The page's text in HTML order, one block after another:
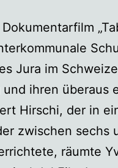
Jura im
und ihren überaus
Hirschi, der in
zwischen sechs
räumte